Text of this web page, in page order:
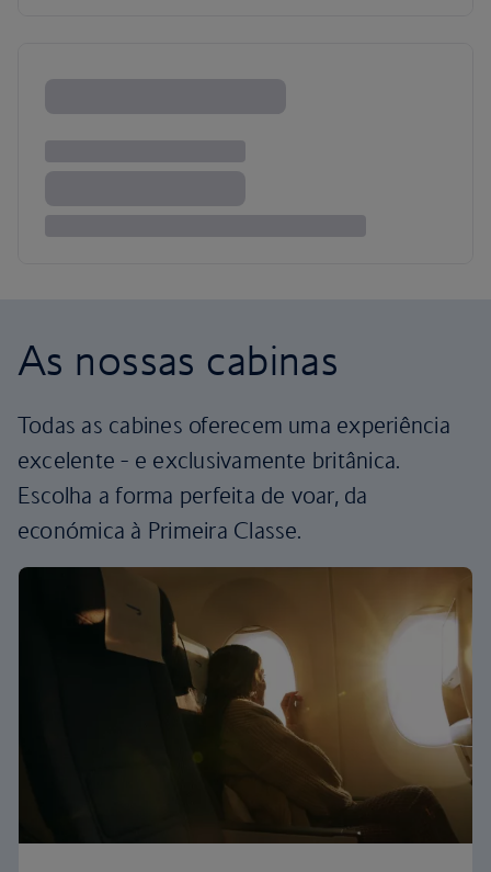
As nossas cabinas
Todas as cabines oferecem uma experiência
excelente - e exclusivamente britânica.
Escolha a forma perfeita de voar, da
económica à Primeira Classe.